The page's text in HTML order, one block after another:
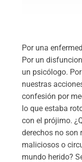
Por una
Por un
un psicólogo.
nuestras
confesión por
lo que estaba
con el prójimo.
derechos no son
maliciosos o
mundo herido?